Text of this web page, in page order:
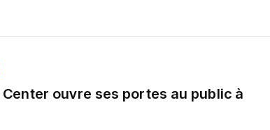
ouvre ses portes au public à